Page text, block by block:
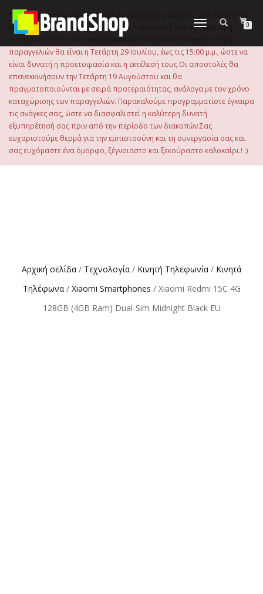
περιεχόμενο
Εναλλαγή
0
Το ηλεκτρονικό μας κατάστημα θα παραμείνει κλειστό, από Πέμπτη 30
Ιουλίου 2026 μέχρι και την Τρίτη 18 Αυγούστου. Για την καλύτερη
εξυπηρέτησή σας, σας ενημερώνουμε ότι η τελευταία ημέρα λήψης
παραγγελιών θα είναι η Τετάρτη 29 Ιουλίου, έως τις 15:00 μ.μ., ώστε να
είναι δυνατή η προετοιμασία και η εκτέλεσή τους.Οι αποστολές θα
επανεκκινήσουν την Τετάρτη 19 Αυγούστου και θα
πραγματοποιούνται με σειρά προτεραιότητας, ανάλογα με τον χρόνο
καταχώρισης των παραγγελιών. Παρακαλούμε προγραμματίστε έγκαιρα
τις ανάγκες σας, ώστε να διασφαλιστεί η καλύτερη δυνατή
εξυπηρέτησή σας πριν από την περίοδο των διακοπών.Σας
ευχαριστούμε θερμά για την εμπιστοσύνη και τη συνεργασία σας και
σας ευχόμαστε ένα όμορφο, ξέγνοιαστο και ξεκούραστο καλοκαίρι.! :)
Αρχική σελίδα / Τεχνολογία / Κινητή Τηλεφωνία / Κινητά
Τηλέφωνα/ Xiaomi Smartphones / Xiaomi Redmi 15C 4G
128GB (4GB Ram) Dual-Sim Midnight Black EU